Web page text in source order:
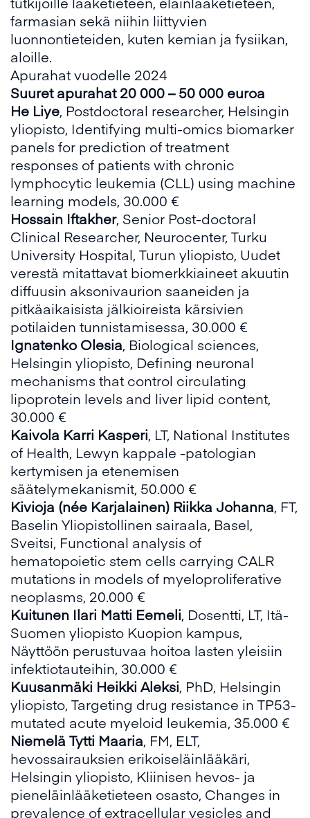
farmasian sekä niihin liittyvien
luonnontieteiden, kuten kemian ja fysiikan,
aloille.
Apurahat vuodelle 2024
Suuret apurahat 20 000 – 50 000 euroa
He Liye, Postdoctoral researcher, Helsingin
yliopisto, Identifying multi-omics biomarker
panels for prediction of treatment
responses of patients with chronic
lymphocytic leukemia (CLL) using machine
learning models, 30.000 €
Hossain Iftakher, Senior Post-doctoral
Clinical Researcher, Neurocenter, Turku
University Hospital, Turun yliopisto, Uudet
verestä mitattavat biomerkkiaineet akuutin
diffuusin aksonivaurion saaneiden ja
pitkäaikaisista jälkioireista kärsivien
potilaiden tunnistamisessa, 30.000 €
Ignatenko Olesia, Biological sciences,
Helsingin yliopisto, Defining neuronal
mechanisms that control circulating
lipoprotein levels and liver lipid content,
30.000 €
Kaivola Karri Kasperi, LT, National Institutes
of Health, Lewyn kappale -patologian
kertymisen ja etenemisen
säätelymekanismit, 50.000 €
Kivioja (née Karjalainen) Riikka Johanna, FT,
Baselin Yliopistollinen sairaala, Basel,
Sveitsi, Functional analysis of
hematopoietic stem cells carrying CALR
mutations in models of myeloproliferative
neoplasms, 20.000 €
Kuitunen Ilari Matti Eemeli, Dosentti, LT, Itä-
Suomen yliopisto Kuopion kampus,
Näyttöön perustuvaa hoitoa lasten yleisiin
infektiotauteihin, 30.000 €
Kuusanmäki Heikki Aleksi, PhD, Helsingin
yliopisto, Targeting drug resistance in TP53-
mutated acute myeloid leukemia, 35.000 €
Niemelä Tytti Maaria, FM, ELT,
hevossairauksien erikoiseläinlääkäri,
Helsingin yliopisto, Kliinisen hevos- ja
pieneläinlääketieteen osasto, Changes in
prevalence of extracellular vesicles and